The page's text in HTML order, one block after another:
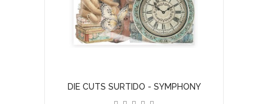
DIE CUTS SURTIDO - SYMPHONY